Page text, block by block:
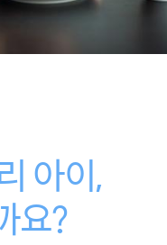
아이,
요?